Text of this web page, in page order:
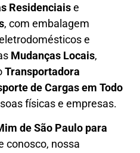
Residenciaise
, com embalagem
e
Mudanças Locais,
Transportadora
de Cargas em Todo
físicas e empresas.
de São Paulo para
conosco, nossa